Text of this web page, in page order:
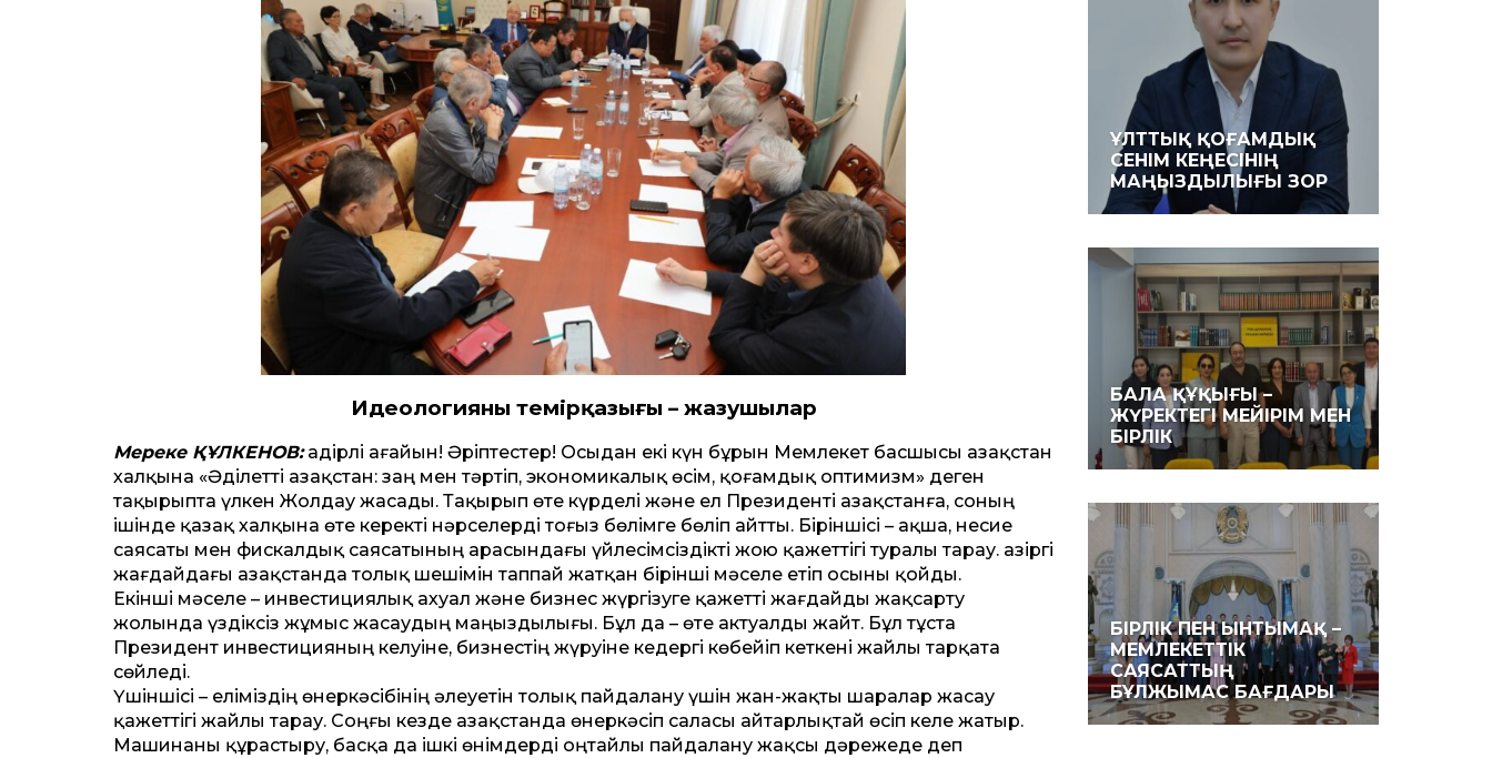
Идеологияның темірқазығы – жазушылар
Мереке ҚҰЛКЕНОВ:Қадірлі аға­йын! Әріптестер! Осыдан екі күн бұрын Мемлекет басшысы Қазақстан
халқына «Әділет­ті Қазақстан: заң мен тәртіп, экономикалық өсім, қоғамдық оптимизм» деген
тақырыпта үлкен Жолдау жасады. Тақырып өте күрделі және ел Президенті Қазақстанға, соның
ішінде қазақ халқына өте керекті нәрселерді тоғыз бөлімге бөліп айт­ты. Біріншісі – ақша, несие
саясаты мен фискалдық саясатының арасындағы үйлесімсіздікті жою қажет­тігі туралы тарау. Қазіргі
жағдайдағы Қазақстанда толық шешімін таппай жатқан бірінші мәселе етіп осыны қойды.
Екінші мәселе – инвестициялық ахуал және бизнес жүргізуге қажет­ті жағдайды жақсарту
жолында үздіксіз жұмыс жасаудың маңыздылығы. Бұл да – өте актуалды жайт. Бұл тұста
Президент инвестицияның келуіне, бизнестің жүруіне кедергі көбейіп кеткені жайлы тарқата
сөйледі.
Үшіншісі – еліміздің өнеркәсібінің әлеуетін толық пайдалану үшін жан-жақты шаралар жасау
қажет­тігі жайлы тарау. Соңғы кезде Қазақстанда өнеркәсіп саласы айтарлықтай өсіп келе жатыр.
Машинаны құрастыру, басқа да ішкі өнімдерді оңтайлы пайдалану жақсы дәрежеде деп
ҰЛТТЫҚ ҚОҒАМДЫҚ
СЕНІМ КЕҢЕСІНІҢ
МАҢЫЗДЫЛЫҒЫ ЗОР
БАЛА ҚҰҚЫҒЫ –
ЖҮРЕКТЕГІ МЕЙІРІМ МЕН
БІРЛІК
БІРЛІК ПЕН ЫНТЫМАҚ –
МЕМЛЕКЕТТІК
САЯСАТТЫҢ
БҰЛЖЫМАС БАҒДАРЫ